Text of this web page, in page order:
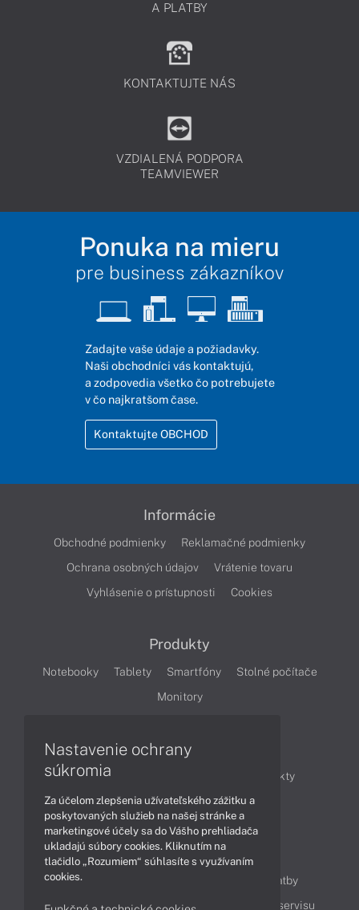
A PLATBY
KONTAKTUJTE NÁS
VZDIALENÁ PODPORA
TEAMVIEWER
Ponuka na mieru
pre business zákazníkov
Zadajte vaše údaje a požiadavky.
Naši obchodníci vás kontaktujú,
a zodpovedia všetko čo potrebujete
v čo najkratšom čase.
Kontaktujte OBCHOD
Informácie
Obchodné podmienky
Reklamačné podmienky
Ochrana osobných údajov
Vrátenie tovaru
Vyhlásenie o prístupnosti
Cookies
Produkty
Notebooky Tablety Smartfóny
Stolné počítače
Monitory
Články
Obchodné informácie
Produkty
Technológie
Videá
Obsah
Ako nakupovať
Možnosti doručenia a platby
Podpora a servis
Servisné služby Cenník servisu
Nastavenie ochrany
súkromia
Za účelom zlepšenia užívateľského zážitku a
poskytovaných služieb na našej stránke a
marketingové účely sa do Vášho prehliadača
ukladajú súbory cookies. Kliknutím na
tlačidlo „Rozumiem“ súhlasíte s využívaním
cookies.